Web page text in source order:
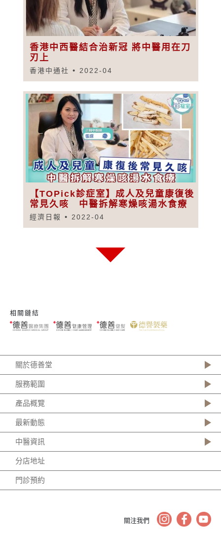
香港中西醫結合治新冠 將中醫用在刀
刃上
香港中通社 2022-04
【TOPick診症室】成人及兒童康復後
常見久咳 中醫拆解寒燥咳湯水食療
經濟日報 2022-04
相關鏈結
關於德善堂
服務範圍
產品概覽
最新動態
中醫資訊
分店地址
門診預約
關注我們